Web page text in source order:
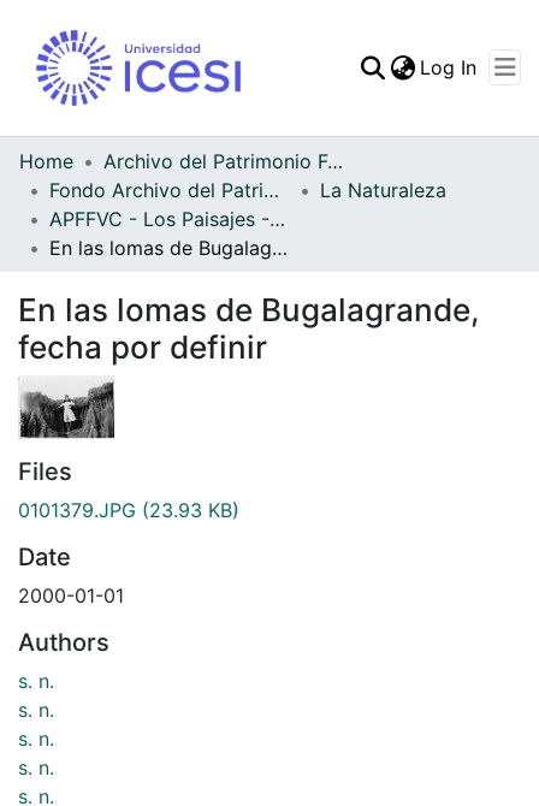
Statistics
Log In
Home
Archivo del Patrimonio Fotográfico y Fílmico del Valle del Cauca
Fondo Archivo del Patrimonio Fotográfico y Fílmico del Valle del Cauca
La Naturaleza
APFFVC - Los Paisajes - Patrimonial
En las lomas de Bugalagrande, fecha por definir
En las lomas de Bugalagrande,
fecha por definir
Files
0101379.JPG (23.93 KB)
Date
2000-01-01
Authors
s. n.
s. n.
s. n.
s. n.
s. n.